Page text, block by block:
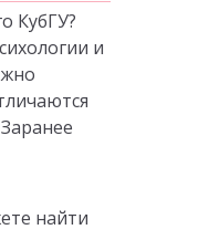
КубГУ?
и
найти